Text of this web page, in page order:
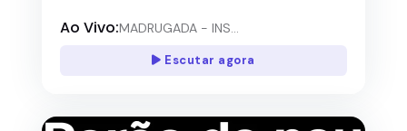
Ao Vivo:MADRUGADA - INS...
Escutar agora